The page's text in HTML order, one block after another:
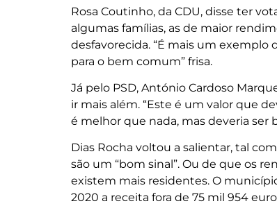
Rosa Coutinho, da CDU, disse ter
algumas famílias, as de maior
desfavorecida. “É mais um exemplo
para o bem comum” frisa.
Já pelo PSD, António Cardoso
ir mais além. “Este é um valor que
é melhor que nada, mas deveria ser
Dias Rocha voltou a salientar, tal
são um “bom sinal”. Ou de que os
existem mais residentes. O
2020 a receita fora de 75 mil 954